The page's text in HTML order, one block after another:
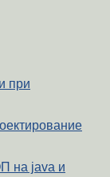
при
на java и